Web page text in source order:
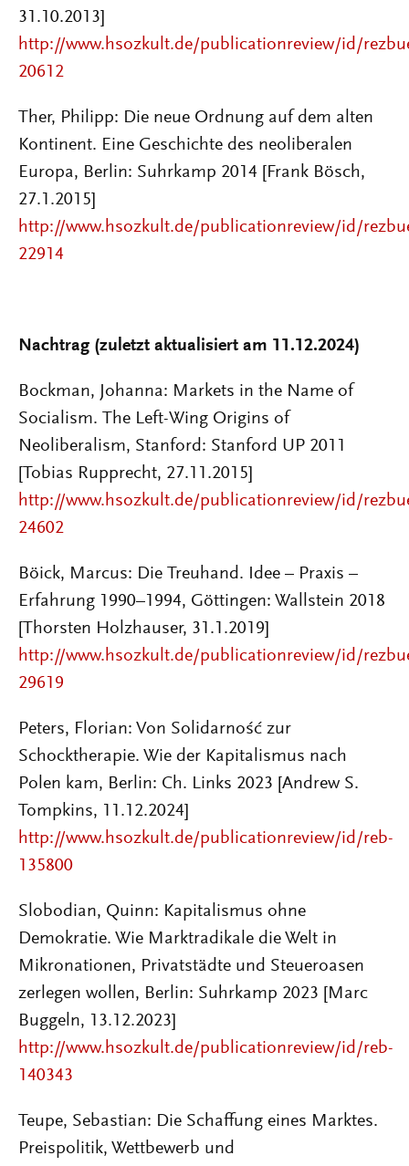
31.10.2013]
http://www.hsozkult.de/publicationreview/id/
20612
Ther, Philipp: Die neue Ordnung auf dem alten
Kontinent. Eine Geschichte des neoliberalen
Europa, Berlin: Suhrkamp 2014 [Frank Bösch,
27.1.2015]
http://www.hsozkult.de/publicationreview/id/
22914
Nachtrag (zuletzt aktualisiert am 11.12.2024)
Bockman, Johanna: Markets in the Name of
Socialism. The Left-Wing Origins of
Neoliberalism, Stanford: Stanford UP 2011
[Tobias Rupprecht, 27.11.2015]
http://www.hsozkult.de/publicationreview/id/
24602
Böick, Marcus: Die Treuhand. Idee – Praxis –
Erfahrung 1990–1994, Göttingen: Wallstein 2018
[Thorsten Holzhauser, 31.1.2019]
http://www.hsozkult.de/publicationreview/id/
29619
Peters, Florian: Von Solidarność zur
Schocktherapie. Wie der Kapitalismus nach
Polen kam, Berlin: Ch. Links 2023 [Andrew S.
Tompkins, 11.12.2024]
http://www.hsozkult.de/publicationreview/id/reb-
135800
Slobodian, Quinn: Kapitalismus ohne
Demokratie. Wie Marktradikale die Welt in
Mikronationen, Privatstädte und Steueroasen
zerlegen wollen, Berlin: Suhrkamp 2023 [Marc
Buggeln, 13.12.2023]
http://www.hsozkult.de/publicationreview/id/reb-
140343
Teupe, Sebastian: Die Schaffung eines Marktes.
Preispolitik, Wettbewerb und